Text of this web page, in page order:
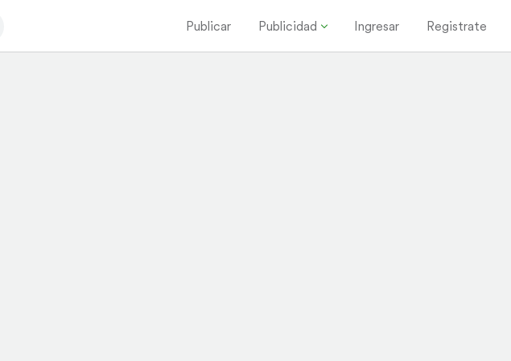
Publicar Publicidad Ingresar Registrate